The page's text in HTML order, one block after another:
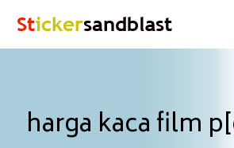
harga kaca film